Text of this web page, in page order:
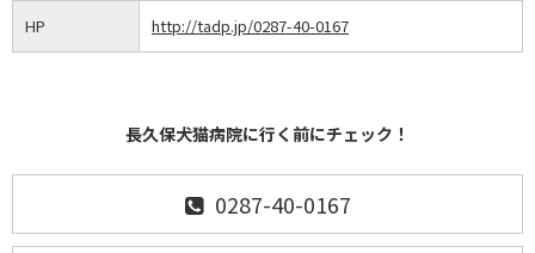
HP http://tadp.jp/0287-40-0167
長久保犬猫病院に行く前にチェック！
0287-40-0167